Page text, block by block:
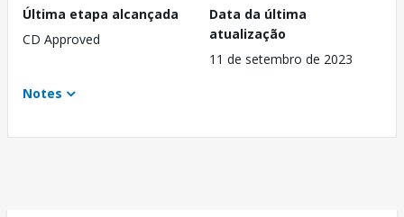
Última etapa alcançada
CD Approved
Data da última
atualização
11 de setembro de 2023
Notes